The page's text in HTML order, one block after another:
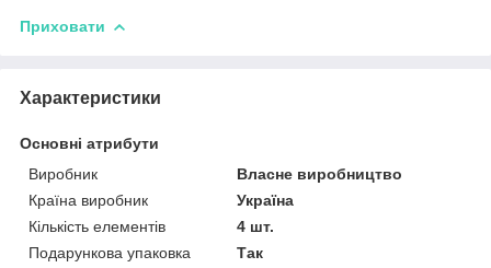
Приховати
Характеристики
Основні атрибути
Виробник
Власне виробництво
Країна виробник
Україна
Кількість елементів
4 шт.
Подарункова упаковка
Так